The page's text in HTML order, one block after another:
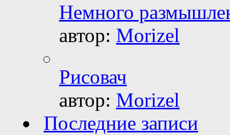
Немного
автор: Morizel
Рисовач
автор: Morizel
Последние записи